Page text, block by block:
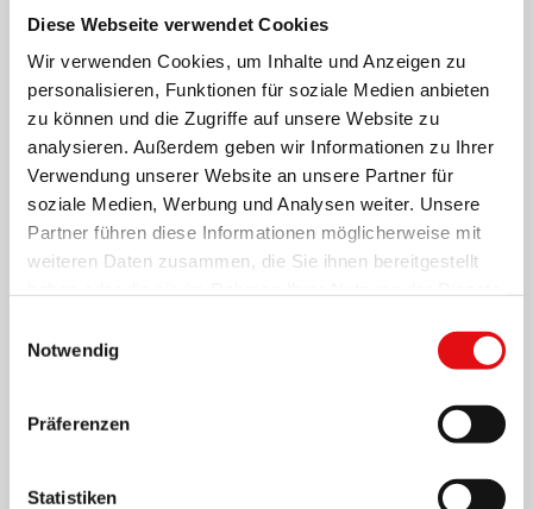
Diese Webseite verwendet Cookies
Wir verwenden Cookies, um Inhalte und Anzeigen zu
personalisieren, Funktionen für soziale Medien anbieten
zu können und die Zugriffe auf unsere Website zu
analysieren. Außerdem geben wir Informationen zu Ihrer
Verwendung unserer Website an unsere Partner für
soziale Medien, Werbung und Analysen weiter. Unsere
Partner führen diese Informationen möglicherweise mit
weiteren Daten zusammen, die Sie ihnen bereitgestellt
Notwendig
Präferenzen
Statistiken